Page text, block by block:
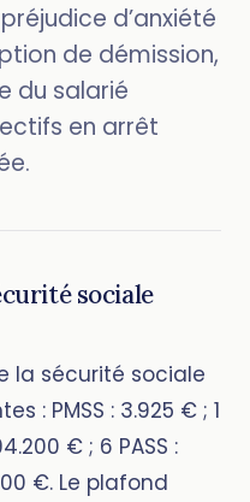
d’anxiété
de démission,
du salarié
en arrêt
sociale
la sécurité sociale
: PMSS : 3.925 € ; 1
€ ; 6 PASS :
€. Le plafond